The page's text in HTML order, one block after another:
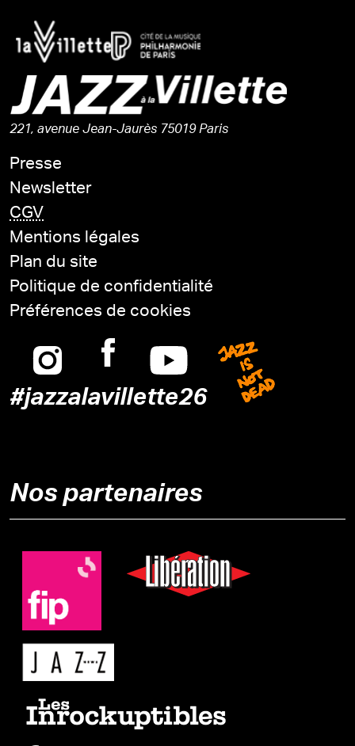
221, avenue Jean-Jaurès 75019 Paris
Presse
Newsletter
CGV
Mentions légales
Plan du site
Politique de confidentialité
Préférences de cookies
Instagram
FacebookYoutube
#jazzalavillette26
Jazz is
Nos partenaires